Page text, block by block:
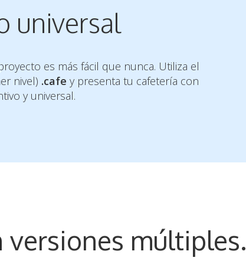
universal
es más fácil que nunca. Utiliza el
nivel) .cafe y presenta tu cafetería con
y universal.
versiones múltiples.